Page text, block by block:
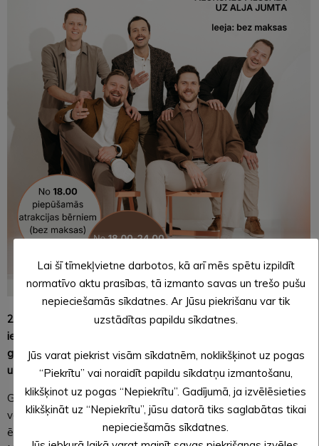
27. jūnija vakarā Alūksnes novada pašvaldība aicina
iedzīvotājus un viesus uz pasākumu Alūksnes Pilssalā –
grupas “DZIĻI VIOLETS” koncertu “Dziļi Latvijā”, kas izskanēs
uz ALJA jumta. Koncerta sākums plkst. 20.00.
Gaidīsim apmeklētājus jau agrāk, lai nesteidzīgi izbaudītu
vasaras vakaru un Pilssalas atmosfēru, kā arī atrastu sev
ērtāko vietu koncerta vērošanai.
Lai šī tīmekļvietne darbotos, kā arī mēs spētu izpildīt
normatīvo aktu prasības, tā izmanto savas un trešo pušu
nepieciešamās sīkdatnes. Ar Jūsu piekrišanu var tik
uzstādītas papildu sīkdatnes.
Jūs varat piekrist visām sīkdatnēm, noklikšķinot uz pogas
“Piekrītu” vai noraidīt papildu sīkdatņu izmantošanu,
klikšķinot uz pogas “Nepiekrītu”. Gadījumā, ja izvēlēsieties
klikšķināt uz “Nepiekrītu”, jūsu datorā tiks saglabātas tikai
nepieciešamās sīkdatnes.